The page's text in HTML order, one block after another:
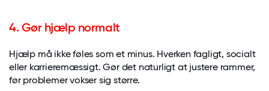
4. Gør hjælp normalt
Hjælp må ikke føles som et minus. Hverken fagligt, socialt
eller karrieremæssigt. Gør det naturligt at justere rammer,
før problemer vokser sig større.